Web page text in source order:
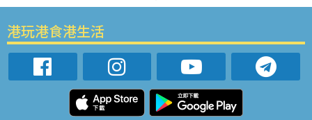
港玩港食港生活